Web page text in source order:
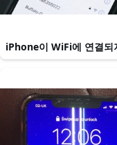
iPhone이 WiFi에 연결되